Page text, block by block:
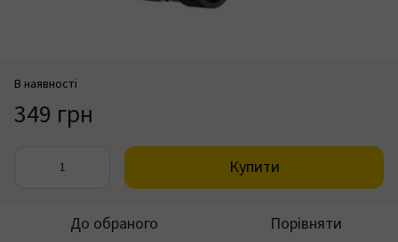
В наявності
349 грн
Купити
До обраного Порівняти